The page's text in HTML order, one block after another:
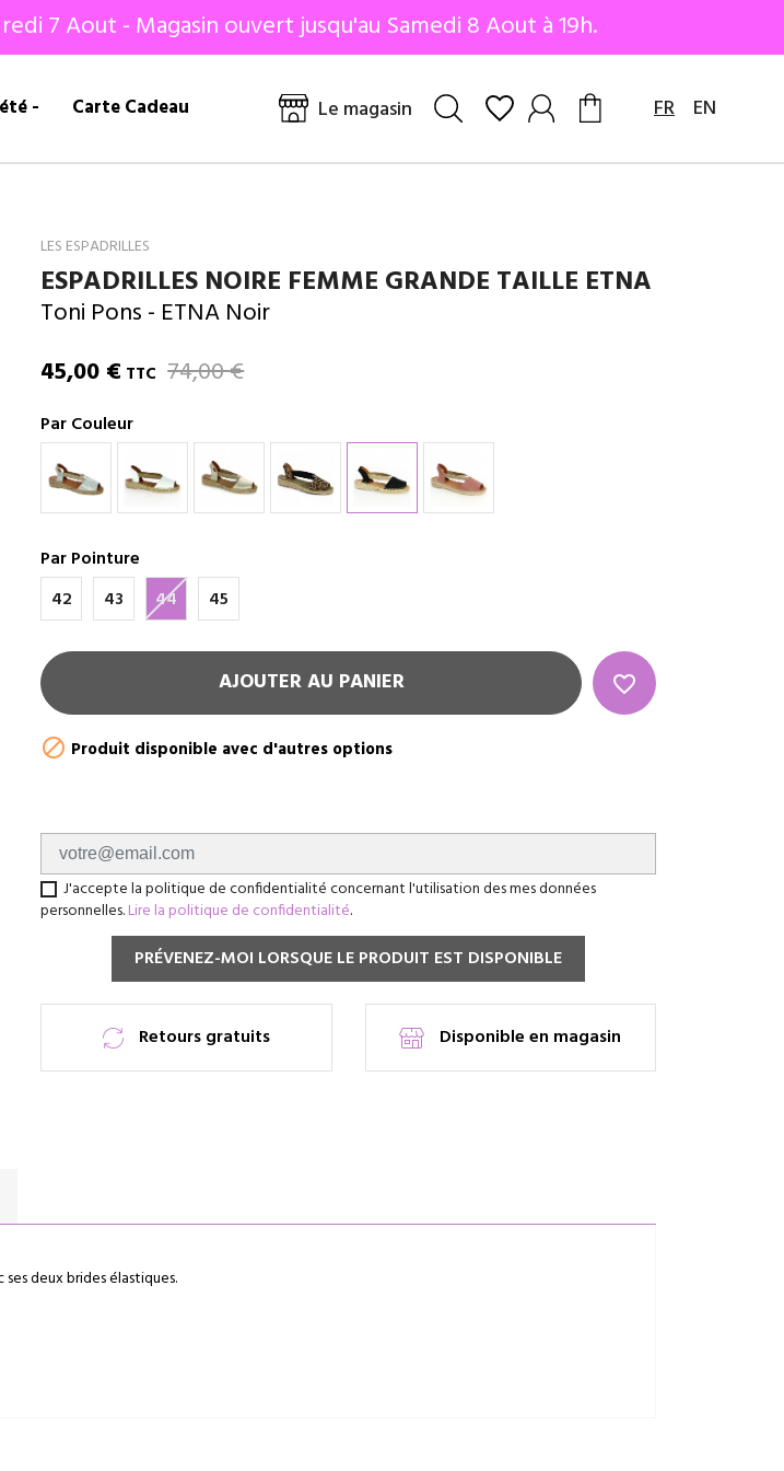
7 Aout - Magasin ouvert jusqu'au Samedi 8 Aout à 19h.
- Carte Cadeau Le magasin FR EN
LES ESPADRILLES
ESPADRILLES NOIRE FEMME GRANDE TAILLE ETNA
Toni Pons - ETNA Noir
45,00 € TTC 74,00 €
Par Couleur
Par Pointure
42
43 44 45
AJOUTER AU PANIER favorite_border
 Produit disponible avec d'autres options
J'accepte la politique de confidentialité concernant l'utilisation des mes données
personnelles.Lire la politique de confidentialité.
PRÉVENEZ-MOI LORSQUE LE PRODUIT EST DISPONIBLE
Retours gratuits Disponible en magasin
deux brides élastiques.